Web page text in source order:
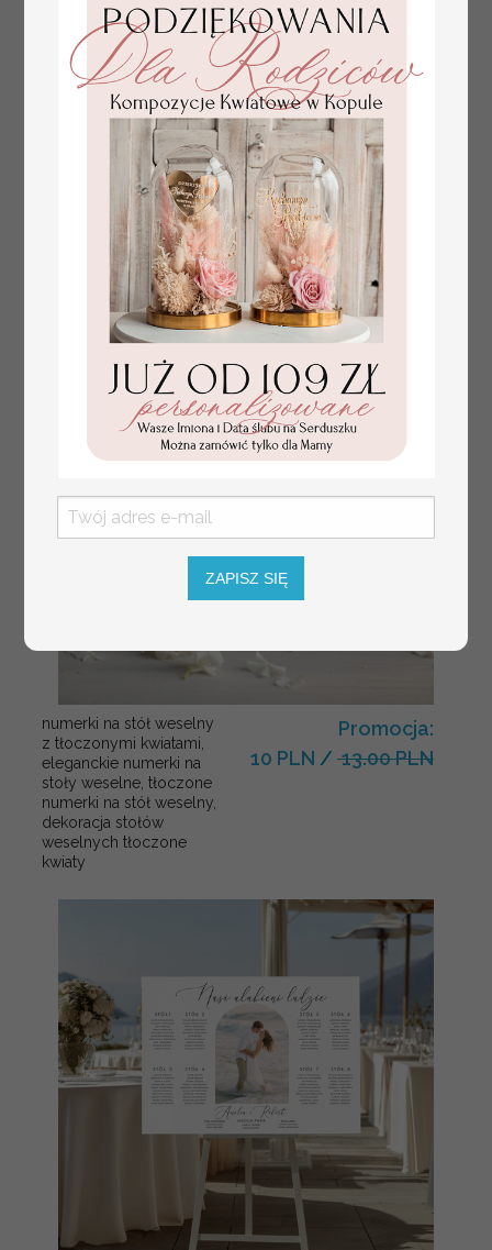
tłoczone winietki ślubne,
ślubne wizytówki winietki
na stół weselny, złote
lub srebrne napisy
tłoczone kwiaty na
winietkach ślubnych
Promocja:
2.4 PLN/ 3.00 PLN
numerki na stół weselny
z tłoczonymi kwiatami,
eleganckie numerki na
stoły weselne, tłoczone
numerki na stół weselny,
dekoracja stołów
weselnych tłoczone
kwiaty
Promocja:
10 PLN / 13.00 PLN
ZAPISZ SIĘ